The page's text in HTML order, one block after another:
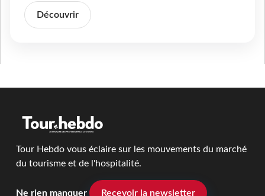
Découvrir
Tour Hebdo vous éclaire sur les mouvements du marché
du tourisme et de l'hospitalité.
Ne rien manquer Recevoir la newsletter